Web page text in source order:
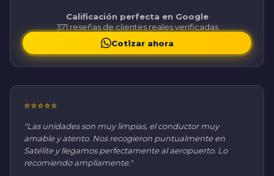
Calificación perfecta en Google
371 reseñas de clientes reales verificadas
Cotizar ahora
⭐⭐⭐⭐⭐
"Las unidades son muy limpias, el conductor muy
amable y atento. Nos recogieron puntualmente en
Satélite y llegamos perfectamente al aeropuerto. Lo
recomiendo ampliamente."